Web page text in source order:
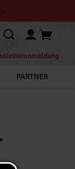
PARTNER